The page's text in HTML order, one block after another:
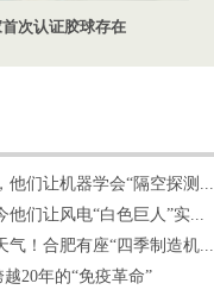
次认证胶球存在
他们让机器学会“隔空探测...
他们让风电“白色巨人”实...
气！合肥有座“四季制造机...
越20年的“免疫革命”